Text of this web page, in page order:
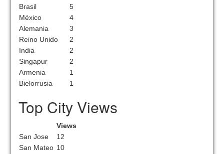
Brasil
5
México
4
Alemania
3
Reino Unido
2
India
2
Singapur
2
Armenia
1
Bielorrusia
1
Top City Views
Views
San Jose
12
San Mateo 10